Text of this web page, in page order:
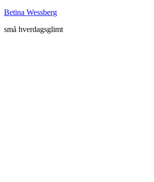
Betina Wessberg
små hverdagsglimt